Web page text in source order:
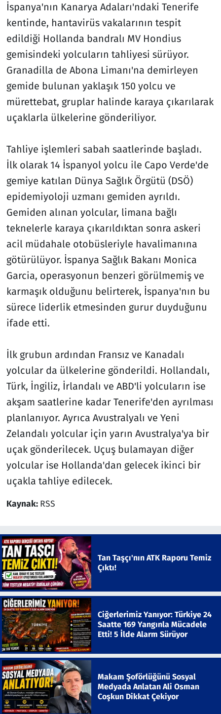
İspanya'nın Kanarya Adaları'ndaki Tenerife
kentinde, hantavirüs vakalarının tespit
edildiği Hollanda bandralı MV Hondius
gemisindeki yolcuların tahliyesi sürüyor.
Granadilla de Abona Limanı'na demirleyen
gemide bulunan yaklaşık 150 yolcu ve
mürettebat, gruplar halinde karaya çıkarılarak
uçaklarla ülkelerine gönderiliyor.
Tahliye işlemleri sabah saatlerinde başladı.
İlk olarak 14 İspanyol yolcu ile Capo Verde'de
gemiye katılan Dünya Sağlık Örgütü (DSÖ)
epidemiyoloji uzmanı gemiden ayrıldı.
Gemiden alınan yolcular, limana bağlı
teknelerle karaya çıkarıldıktan sonra askeri
acil müdahale otobüsleriyle havalimanına
götürülüyor. İspanya Sağlık Bakanı Monica
Garcia, operasyonun benzeri görülmemiş ve
karmaşık olduğunu belirterek, İspanya'nın bu
sürece liderlik etmesinden gurur duyduğunu
ifade etti.
İlk grubun ardından Fransız ve Kanadalı
yolcular da ülkelerine gönderildi. Hollandalı,
Türk, İngiliz, İrlandalı ve ABD'li yolcuların ise
akşam saatlerine kadar Tenerife'den ayrılması
planlanıyor. Ayrıca Avustralyalı ve Yeni
Zelandalı yolcular için yarın Avustralya'ya bir
uçak gönderilecek. Uçuş bulamayan diğer
yolcular ise Hollanda'dan gelecek ikinci bir
uçakla tahliye edilecek.
Kaynak: RSS
Tan Taşçı'nın ATK Raporu Temiz
Çıktı!
Ciğerlerimiz Yanıyor: Türkiye 24
Saatte 169 Yangınla Mücadele
Etti! 5 İlde Alarm Sürüyor
Makam Şoförlüğünü Sosyal
Medyada Anlatan Ali Osman
Coşkun Dikkat Çekiyor